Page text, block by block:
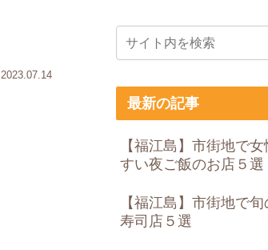
2023.07.14
最新の記事
【福江島】市街地で
すい夜ご飯のお店５選
【福江島】市街地で
寿司店５選